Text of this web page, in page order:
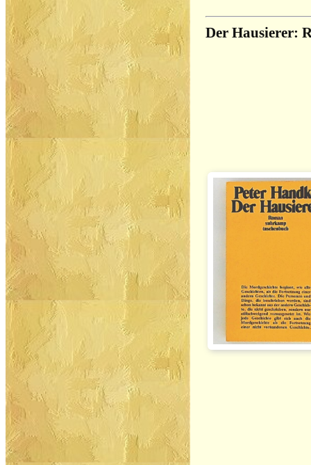
Der Hausierer: